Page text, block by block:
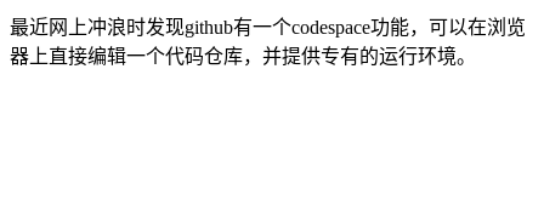
最近网上冲浪时发现github有一个codespace功能，可以在浏览
器上直接编辑一个代码仓库，并提供专有的运行环境。